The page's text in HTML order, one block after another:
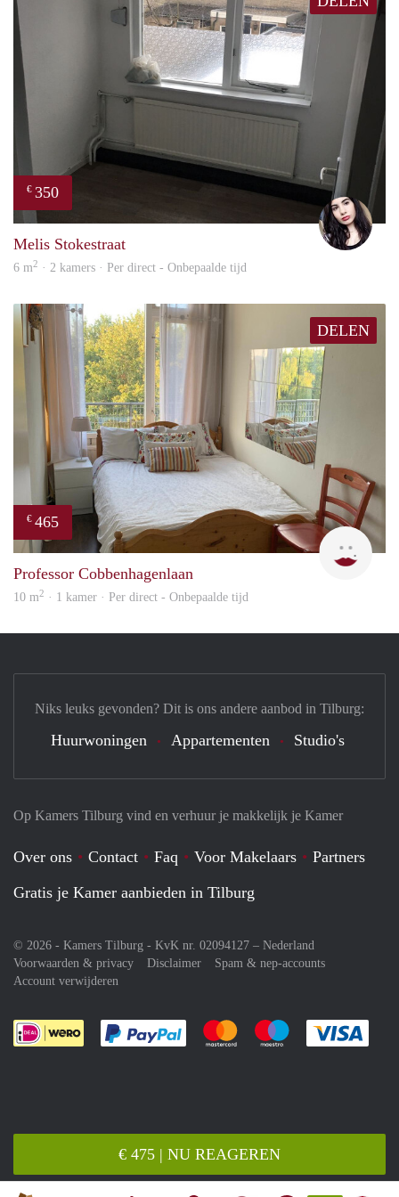
€ 475 | NU REAGEREN
€ 350
Melis Stokestraat
6 m2 · 2 kamers · Per direct - Onbepaalde tijd
DELEN
€ 465
T
Professor Cobbenhagenlaan
10 m2 · 1 kamer · Per direct - Onbepaalde tijd
Op Kamers Tilburg vind en verhuur je makkelijk je Kamer
Over ons Contact Faq Voor Makelaars
Partners
Gratis je Kamer aanbieden in Tilburg
© 2026 - Kamers Tilburg - KvK nr. 02094127 – Nederland
Voorwaarden & privacy
Disclaimer
Spam & nep-accounts
Account verwijderen
Je rekent gemakkelijk af met Paypal
Je rekent gemakkelijk af met
Je rekent
Niks leuks gevonden? Dit is ons andere aanbod in Tilburg:
Huurwoningen Appartementen Studio's